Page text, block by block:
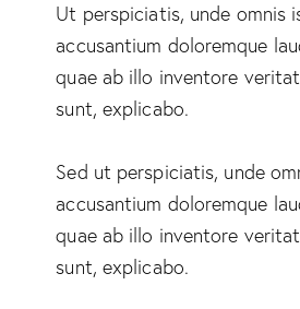
Ut perspiciatis, unde omnis
accusantium doloremque
quae ab illo inventore
sunt, explicabo.
Sed ut perspiciatis, unde
accusantium doloremque
quae ab illo inventore
sunt, explicabo.